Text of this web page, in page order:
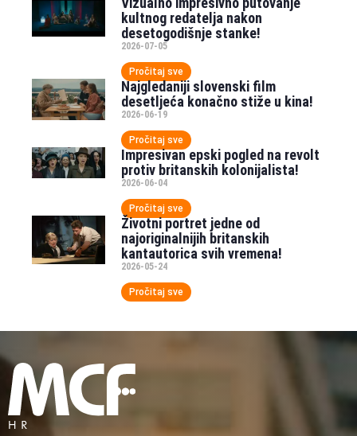
kultnog redatelja nakon
desetogodišnje stanke!
2026-07-05
Pročitaj sve
Najgledaniji slovenski film
desetljeća konačno stiže u kina!
2026-06-19
Pročitaj sve
Impresivan epski pogled na revolt
protiv britanskih kolonijalista!
2026-06-04
Pročitaj sve
Životni portret jedne od
najoriginalnijih britanskih
kantautorica svih vremena!
2026-05-24
Pročitaj sve